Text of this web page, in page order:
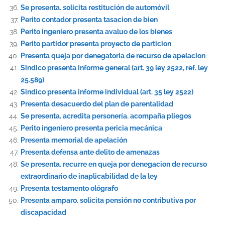
Se presenta. solicita restitución de automóvil
Perito contador presenta tasacion de bien
Perito ingeniero presenta avaluo de los bienes
Perito partidor presenta proyecto de particion
Presenta queja por denegatoria de recurso de apelacion
Sindico presenta informe general (art. 39 ley 2522, ref. ley
25.589)
Sindico presenta informe individual (art. 35 ley 2522)
Presenta desacuerdo del plan de parentalidad
Se presenta. acredita personería. acompaña pliegos
Perito ingeniero presenta pericia mecánica
Presenta memorial de apelación
Presenta defensa ante delito de amenazas
Se presenta. recurre en queja por denegacion de recurso
extraordinario de inaplicabilidad de la ley
Presenta testamento ológrafo
Presenta amparo. solicita pensión no contributiva por
discapacidad